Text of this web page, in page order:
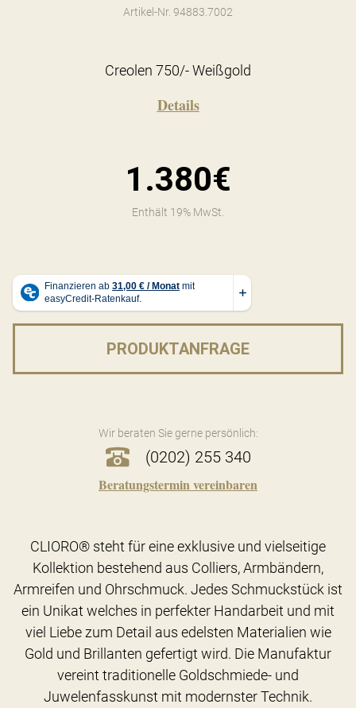
Artikel-Nr. 94883.7002
Creolen 750/- Weißgold
Details
1.380€
Enthält 19% MwSt.
PRODUKTANFRAGE
Wir beraten Sie gerne persönlich:
(0202) 255 340
Beratungstermin vereinbaren
CLIORO® steht für eine exklusive und vielseitige
Kollektion bestehend aus Colliers, Armbändern,
Armreifen und Ohrschmuck. Jedes Schmuckstück ist
ein Unikat welches in perfekter Handarbeit und mit
viel Liebe zum Detail aus edelsten Materialien wie
Gold und Brillanten gefertigt wird. Die Manufaktur
vereint traditionelle Goldschmiede- und
Juwelenfasskunst mit modernster Technik.